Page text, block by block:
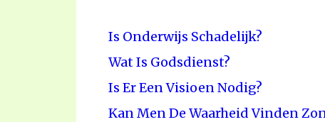
Is Onderwijs Schadelijk?
Wat Is Godsdienst?
Is Er Een Visioen Nodig?
Kan Men De Waarheid Vinden